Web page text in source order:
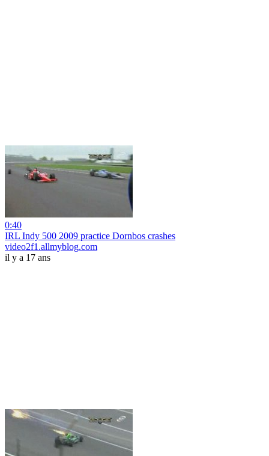
0:40
IRL Indy 500 2009 practice Dornbos crashes
video2f1.allmyblog.com
il y a 17 ans